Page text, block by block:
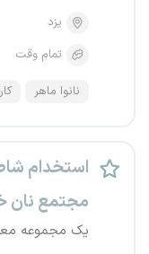
یزد
تمام وقت
نانوا ماهر
استخدام
مجتمع نان
یک مجموعه